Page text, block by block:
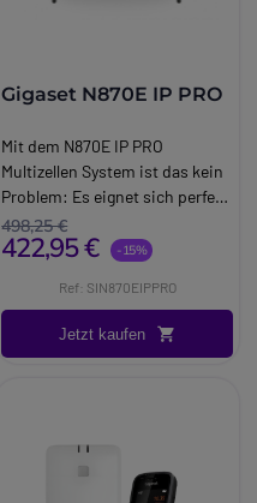
Gigaset N870E IP PRO
Mit dem N870E IP PRO
Multizellen System ist das kein
Problem: Es eignet sich perfekt
für den Mischbetrieb mit den
Standard N870 IP PRO
Während sich das N870 IP PRO
vor allem in Innenräumen
bewährt hat, können Sie mit
schnurlos in Außenbereichen
telefonieren.
498,25 €
422,95 € -15%
Ref: SIN870EIPPRO
Jetzt kaufen